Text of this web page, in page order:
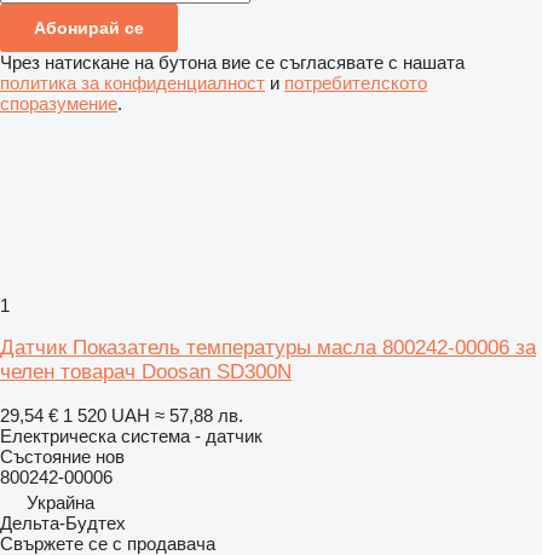
Абонирай се
Чрез натискане на бутона вие се съгласявате с нашата
политика за конфиденциалност и потребителското
споразумение.
1
Датчик Показатель температуры масла 800242-00006 за
челен товарач Doosan SD300N
29,54 € 1 520 UAH ≈ 57,88 лв.
Електрическа система - датчик
Състояние нов
800242-00006
Украйна
Дельта-Будтех
Свържете се с продавача